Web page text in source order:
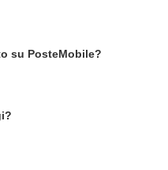
su PosteMobile?